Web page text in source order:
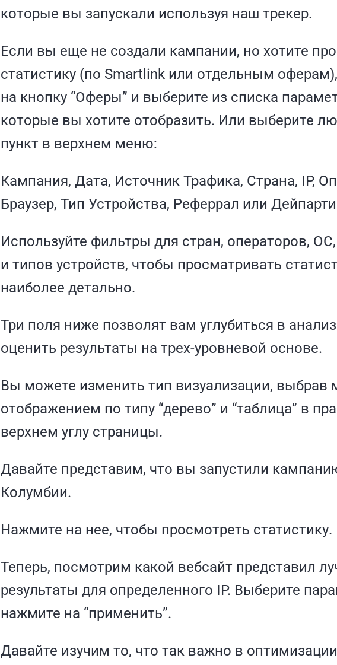
которые вы запускали используя наш трекер.
Если вы еще не создали кампании, но хотите
статистику (по Smartlink или отдельным
на кнопку “Оферы” и выберите из списка
которые вы хотите отобразить. Или выберите
пункт в верхнем меню:
Кампания, Дата, Источник Трафика, Страна, IP,
Браузер, Тип Устройства, Реферрал или
Используйте фильтры для стран, операторов,
и типов устройств, чтобы просматривать
наиболее детально.
Три поля ниже позволят вам углубиться в
оценить результаты на трех-уровневой основе.
Вы можете изменить тип визуализации, выбрав
отображением по типу “дерево” и “таблица” в
верхнем углу страницы.
Давайте представим, что вы запустили
Колумбии.
Нажмите на нее, чтобы просмотреть статистику.
Теперь, посмотрим какой вебсайт представил
результаты для определенного IP. Выберите
нажмите на “применить”.
Давайте изучим то, что так важно в